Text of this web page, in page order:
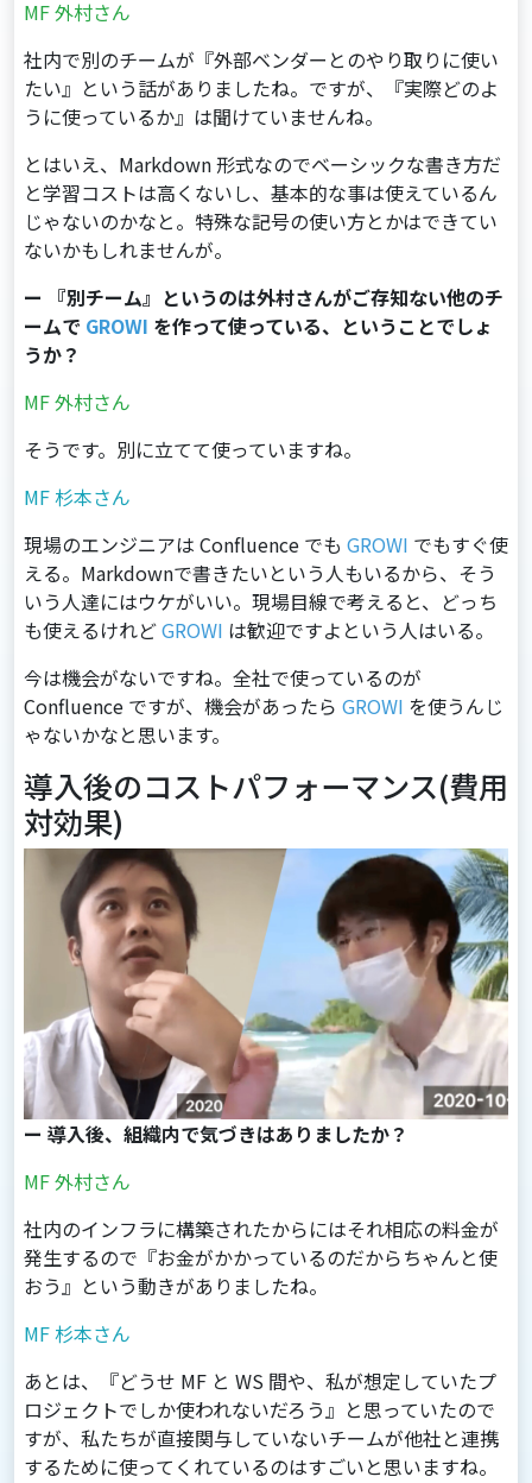
MF 外村さん
社内で別のチームが『外部ベンダーとのやり取りに使い
たい』という話がありましたね。ですが、『実際どのよ
うに使っているか』は聞けていませんね。
とはいえ、Markdown 形式なのでベーシックな書き方だ
と学習コストは高くないし、基本的な事は使えているん
じゃないのかなと。特殊な記号の使い方とかはできてい
ないかもしれませんが。
ー 『別チーム』というのは外村さんがご存知ない他のチ
ームで GROWI を作って使っている、ということでしょ
うか？
MF 外村さん
そうです。別に立てて使っていますね。
MF 杉本さん
現場のエンジニアは Confluence でも GROWI でもすぐ使
える。Markdownで書きたいという人もいるから、そう
いう人達にはウケがいい。現場目線で考えると、どっち
も使えるけれどGROWI は歓迎ですよという人はいる。
今は機会がないですね。全社で使っているのが
Confluence ですが、機会があったら GROWI を使うんじ
ゃないかなと思います。
導入後のコストパフォーマンス(費用
対効果)
ー 導入後、組織内で気づきはありましたか？
MF 外村さん
社内のインフラに構築されたからにはそれ相応の料金が
発生するので『お金がかかっているのだからちゃんと使
おう』という動きがありましたね。
MF 杉本さん
あとは、『どうせ MF と WS 間や、私が想定していたプ
ロジェクトでしか使われないだろう』と思っていたので
すが、私たちが直接関与していないチームが他社と連携
するために使ってくれているのはすごいと思いますね。